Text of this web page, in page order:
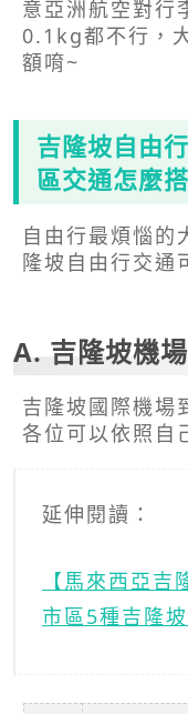
意亞洲航空對行
0.1kg都不行，
額唷~
吉隆坡自由
區交通怎麼
自由行最煩惱的
隆坡自由行交通
A. 吉隆坡機
吉隆坡國際機場
各位可以依照自
延伸閱讀：
【馬來西亞
市區5種吉隆